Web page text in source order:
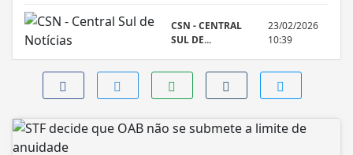
CSN - CENTRAL
SUL DE...
23/02/2026
10:39